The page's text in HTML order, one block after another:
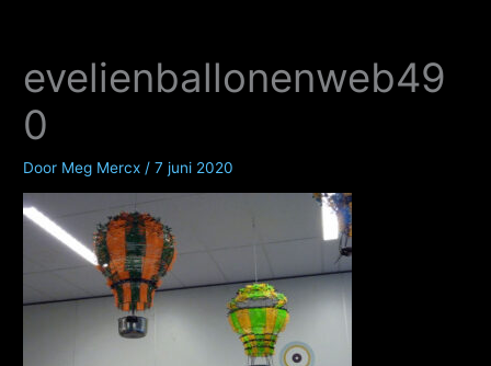
evelienballonenweb49
0
Door Meg Mercx /7 juni 2020